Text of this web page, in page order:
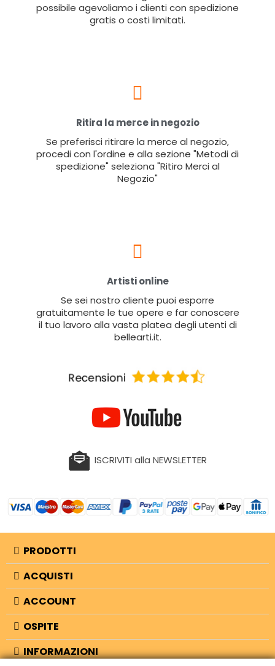
possibile agevoliamo i clienti con spedizione
gratis o costi limitati.
Ritira la merce in negozio
Se preferisci ritirare la merce al negozio,
procedi con l'ordine e alla sezione "Metodi di
spedizione" seleziona "Ritiro Merci al
Negozio"
Artisti online
Se sei nostro cliente puoi esporre
gratuitamente le tue opere e far conoscere
il tuo lavoro alla vasta platea degli utenti di
bellearti.it.
ISCRIVITI alla NEWSLETTER
PRODOTTI
ACQUISTI
ACCOUNT
OSPITE
INFORMAZIONI